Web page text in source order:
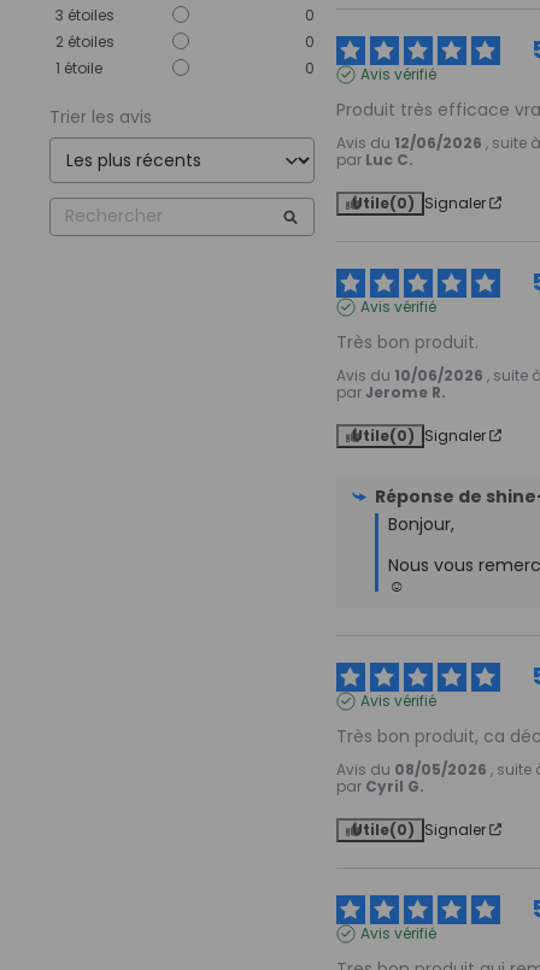
3 étoiles
0
2 étoiles
0
1 étoile 0
Trier les avis
Avis vérifié
Produit très efficace
Avis du 12/06/2026 , suite
par Luc C.
Utile(0) Signaler
Avis vérifié
Très bon produit.
Avis du 10/06/2026 , suite
parJerome R.
Utile(0) Signaler
Réponse de
Bonjour,
Nous vous
☺️
Avis vérifié
Très bon produit, ca
Avis du 08/05/2026 , suite
par Cyril G.
Utile(0) Signaler
Avis vérifié